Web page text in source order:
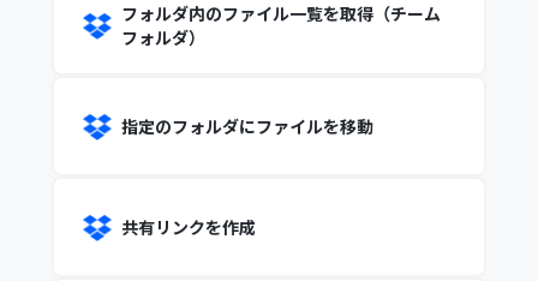
フォルダ内のファイル一覧を取得（チーム
フォルダ）
指定のフォルダにファイルを移動
共有リンクを作成